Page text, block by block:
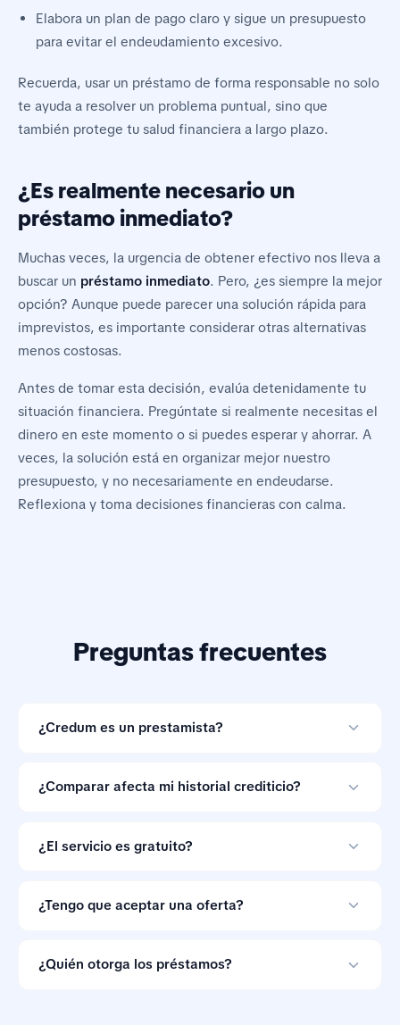
Elabora un plan de pago claro y sigue un presupuesto
para evitar el endeudamiento excesivo.
Recuerda, usar un préstamo de forma responsable no solo
te ayuda a resolver un problema puntual, sino que
también protege tu salud financiera a largo plazo.
¿Es realmente necesario un
préstamo inmediato?
Muchas veces, la urgencia de obtener efectivo nos lleva a
buscar un préstamo inmediato. Pero, ¿es siempre la mejor
opción? Aunque puede parecer una solución rápida para
imprevistos, es importante considerar otras alternativas
menos costosas.
Antes de tomar esta decisión, evalúa detenidamente tu
situación financiera. Pregúntate si realmente necesitas el
dinero en este momento o si puedes esperar y ahorrar. A
veces, la solución está en organizar mejor nuestro
presupuesto, y no necesariamente en endeudarse.
Reflexiona y toma decisiones financieras con calma.
Preguntas frecuentes
¿Credum es un prestamista?
préstamos en línea y no otorga créditos.
¿Comparar afecta mi historial crediticio?
crediticio.
¿El servicio es gratuito?
ofertas de préstamos.
¿Tengo que aceptar una oferta?
que puedes ignorarlas si las condiciones no te
¿Quién otorga los préstamos?